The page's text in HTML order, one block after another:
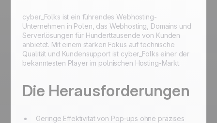
cyber_Folks ist ein führendes Webhosting-
Unternehmen in Polen, das Webhosting, Domains und
Serverlösungen für Hunderttausende von Kunden
anbietet. Mit einem starken Fokus auf technische
Qualität und Kundensupport ist cyber_Folks einer der
bekanntesten Player im polnischen Hosting-Markt.
Die Herausforderungen
Geringe Effektivität von Pop-ups ohne präzises